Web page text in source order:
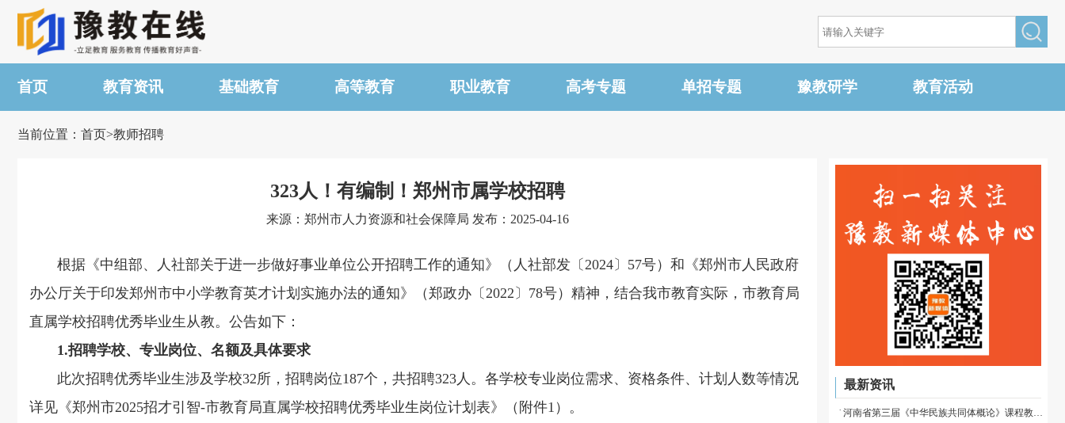
首页 教育资讯 基础教育 高等教育 职业教育 高考专题 单招专题 豫教研学 教育活动
当前位置：首页>教师招聘
323人！有编制！郑州市属学校招聘
来源：郑州市人力资源和社会保障局 发布：2025-04-16
根据《中组部、人社部关于进一步做好事业单位公开招聘工作的通知》（人社部发〔2024〕57号）和《郑州市人民政府
办公厅关于印发郑州市中小学教育英才计划实施办法的通知》（郑政办〔2022〕78号）精神，结合我市教育实际，市教育局
直属学校招聘优秀毕业生从教。公告如下：
1.招聘学校、专业岗位、名额及具体要求
此次招聘优秀毕业生涉及学校32所，招聘岗位187个，共招聘323人。各学校专业岗位需求、资格条件、计划人数等情况
详见《郑州市2025招才引智-市教育局直属学校招聘优秀毕业生岗位计划表》（附件1）。
最新资讯
河南省第三届《中华民族共同体概论》课程教学展示活动成功举办